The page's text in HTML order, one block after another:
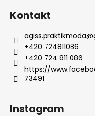
Kontakt
agiss.praktikmoda@
+420 724811086
+420 724 811 086
https://
73491
Instagram